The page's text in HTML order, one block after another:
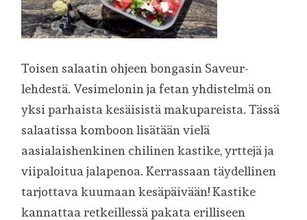
Toisen salaatin ohjeen bongasin Saveur-
lehdestä. Vesimelonin ja fetan yhdistelmä on
yksi parhaista kesäisistä makupareista. Tässä
salaatissa komboon lisätään vielä
aasialaishenkinen chilinen kastike, yrttejä ja
viipaloitua jalapenoa. Kerrassaan täydellinen
tarjottava kuumaan kesäpäivään! Kastike
kannattaa retkeillessä pakata erilliseen